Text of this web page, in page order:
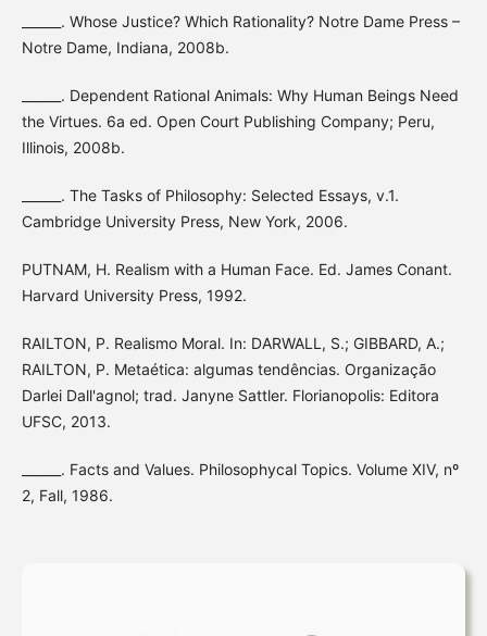
______. Whose Justice? Which Rationality? Notre Dame Press –
Notre Dame, Indiana, 2008b.
______. Dependent Rational Animals: Why Human Beings Need
the Virtues. 6a ed. Open Court Publishing Company; Peru,
Illinois, 2008b.
______. The Tasks of Philosophy: Selected Essays, v.1.
Cambridge University Press, New York, 2006.
PUTNAM, H. Realism with a Human Face. Ed. James Conant.
Harvard University Press, 1992.
RAILTON, P. Realismo Moral. In: DARWALL, S.; GIBBARD, A.;
RAILTON, P. Metaética: algumas tendências. Organização
Darlei Dall'agnol; trad. Janyne Sattler. Florianopolis: Editora
UFSC, 2013.
______. Facts and Values. Philosophycal Topics. Volume XIV, nº
2, Fall, 1986.